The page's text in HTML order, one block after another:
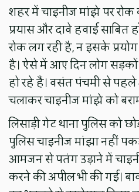
शहर में चाइनीज मांझे पर
प्रयास और दावे हवाई साबित
रोक लग रही है, न इसके
है। ऐसे में आए दिन लोग
हो रहे हैं। वसंत पंचमी से
चलाकर चाइनीज मांझे को
लिसाड़ी गेट थाना पुलिस को
पुलिस चाइनीज मांझा नहीं
आमजन से पतंग उड़ाने में
करने की अपील भी की गई।